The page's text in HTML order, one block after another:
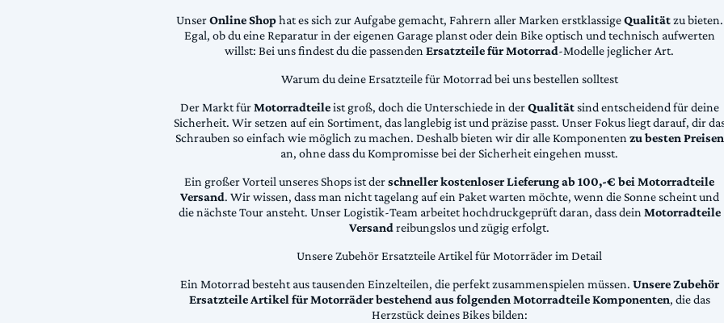
UnserOnline Shophat es sich zur Aufgabe gemacht, Fahrern aller Marken erstklassigeQualitätzu bieten.
Egal, ob du eine Reparatur in der eigenen Garage planst oder dein Bike optisch und technisch aufwerten
willst: Bei uns findest du die passendenErsatzteile für Motorrad-Modelle jeglicher Art.
Warum du deine Ersatzteile für Motorrad bei uns bestellen solltest
Der Markt fürMotorradteileist groß, doch die Unterschiede in derQualitätsind entscheidend für deine
Sicherheit. Wir setzen auf ein Sortiment, das langlebig ist und präzise passt. Unser Fokus liegt darauf, dir
Schrauben so einfach wie möglich zu machen. Deshalb bieten wir dir alle Komponentenzu besten Preisen
an, ohne dass du Kompromisse bei der Sicherheit eingehen musst.
Ein großer Vorteil unseres Shops ist derschneller kostenloser Lieferung ab 100,-€ bei Motorradteile
Versand. Wir wissen, dass man nicht tagelang auf ein Paket warten möchte, wenn die Sonne scheint und
die nächste Tour ansteht. Unser Logistik-Team arbeitet hochdruckgeprüft daran, dass deinMotorradteile
Versandreibungslos und zügig erfolgt.
Unsere Zubehör Ersatzteile Artikel für Motorräder im Detail
Ein Motorrad besteht aus tausenden Einzelteilen, die perfekt zusammenspielen müssen. Unsere Zubehör
Ersatzteile Artikel für Motorräder bestehend aus folgenden Motorradteile Komponenten, die das
Herzstück deines Bikes bilden: